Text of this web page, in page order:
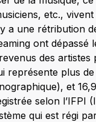
etc.,
a une rétribution
ont dépassé
des artistes
représente plus
et
selon l’IFPI
qui est régi